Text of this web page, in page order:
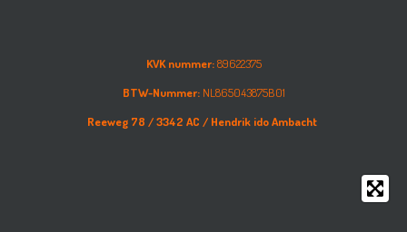
KVK nummer:89622375
BTW-Nummer:NL865043875B01
Reeweg 78 /3342 AC / Hendrik ido Ambacht